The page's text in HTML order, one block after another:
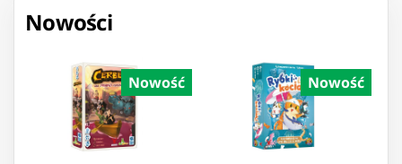
Nowości
Nowość Nowość